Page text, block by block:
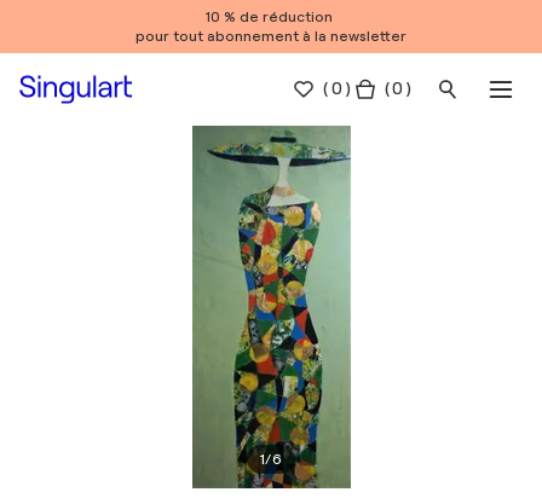
10 % de réduction
pour tout abonnement à la newsletter
(0 ) ( 0 )
1/6